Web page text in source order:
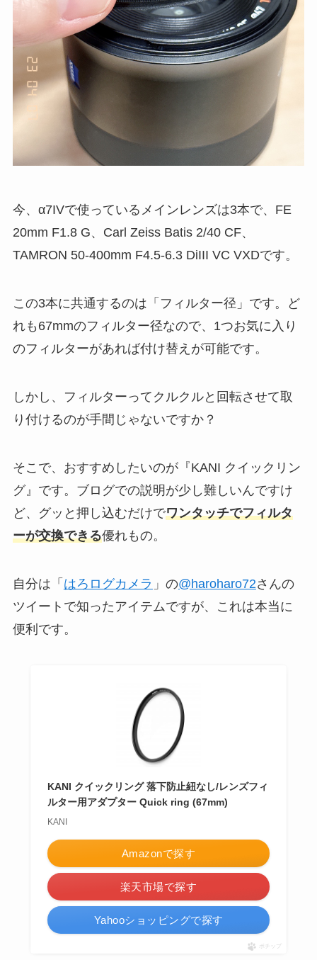
今、α7IVで使っているメインレンズは3本で、FE
20mm F1.8 G、Carl Zeiss Batis 2/40 CF、
TAMRON 50-400mm F4.5-6.3 DiIII VC VXDです。
この3本に共通するのは「フィルター径」です。ど
れも67mmのフィルター径なので、1つお気に入り
のフィルターがあれば付け替えが可能です。
しかし、フィルターってクルクルと回転させて取
り付けるのが手間じゃないですか？
そこで、おすすめしたいのが『KANI クイックリン
グ』です。ブログでの説明が少し難しいんですけ
ど、グッと押し込むだけでワンタッチでフィルタ
ーが交換できる優れもの。
自分は「 はろログカメラ 」の@haroharo72さんの
ツイートで知ったアイテムですが、これは本当に
便利です。
KANI クイックリング 落下防止紐なし/レンズフィ
ルター用アダプター Quick ring (67mm)
KANI
Amazonで探す
楽天市場で探す
Yahooショッピングで探す
ポチップ